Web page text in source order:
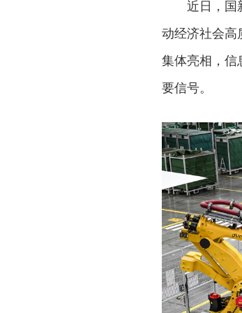
近日，国
动经济社会高
集体亮相，信
要信号。